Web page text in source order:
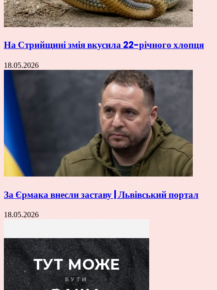
На Стрийщині змія вкусила 22-річного хлопця
18.05.2026
За Єрмака внесли заставу | Львівський портал
18.05.2026